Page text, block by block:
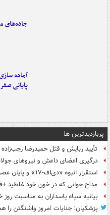
جاده‌های
آماده
پایانی صفر
پربازدیدترین ها
تأیید ربایش و قتل حمیدرضا رجب‌زاده
درگیری اعضای داعش و نیروهای
استقرار انبوه «دی‌اف‑۱۷» و پایان عصر پدافند آمریکا +عکس
مداح جوانی که در خون خود غلطید
بیانیه سپاه پاسداران به مناسبت روز
پزشکیان: جنایات امروز واشنگتن را